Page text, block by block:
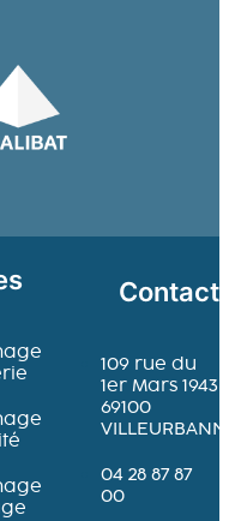
Contact
109 rue du
1er Mars 1943
69100
04 28 87 87
00